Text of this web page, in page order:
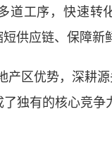
道工序，快速转
供应链、保障新
区优势，深耕源
独有的核心竞